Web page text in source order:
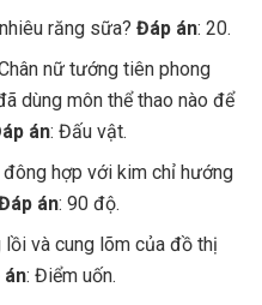
răng sữa?Đáp án: 20.
nữ tướng tiên phong
dùng môn thể thao nào để
án: Đấu vật.
hợp với kim chỉ hướng
án: 90 độ.
và cung lõm của đồ thị
án: Điểm uốn.